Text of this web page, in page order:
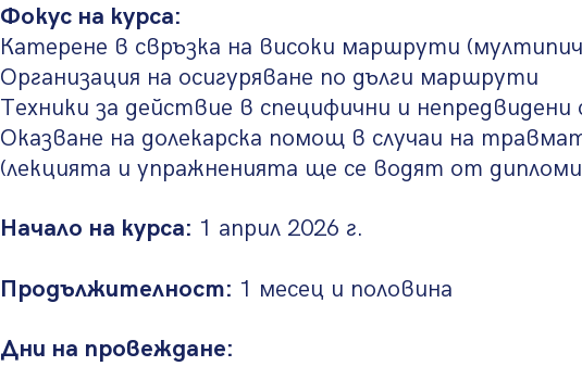
Фокус на курса:
Катерене в свръзка на високи маршрути
Организация на осигуряване по дълги маршрути
Техники за действие в специфични и непредвидени
Оказване на долекарска помощ в случаи на
(лекцията и упражненията ще се водят от
Начало на курса: 1 април 2026 г.
Продължителност: 1 месец и половина
Дни на провеждане: